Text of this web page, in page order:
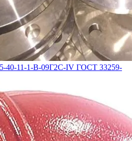
40-11-1-B-09Г2С-IV ГОСТ 33259-